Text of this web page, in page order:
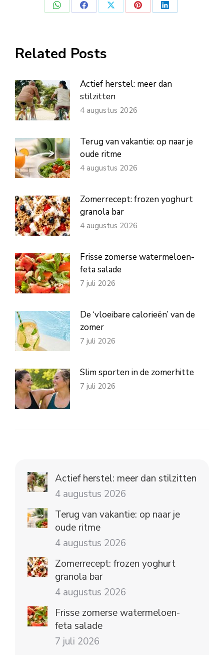
Deel
Deel
Deel
Deel
Deel
Related Posts
Actief herstel: meer dan
stilzitten
4 augustus 2026
Terug van vakantie: op naar je
oude ritme
4 augustus 2026
Zomerrecept: frozen yoghurt
granola bar
4 augustus 2026
Frisse zomerse watermeloen-
feta salade
7 juli 2026
De ‘vloeibare calorieën’ van de
zomer
7 juli 2026
Slim sporten in de zomerhitte
7 juli 2026
Actief herstel: meer dan stilzitten
4 augustus 2026
Terug van vakantie: op naar je
oude ritme
4 augustus 2026
Zomerrecept: frozen yoghurt
granola bar
4 augustus 2026
Frisse zomerse watermeloen-
feta salade
7 juli 2026